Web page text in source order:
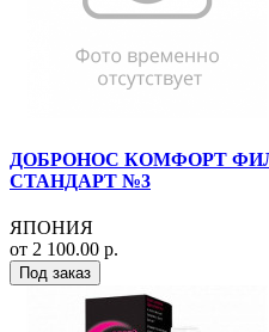
ДОБРОНОС КОМФОРТ
СТАНДАРТ №3
ЯПОНИЯ
от 2 100.00 р.
Под заказ